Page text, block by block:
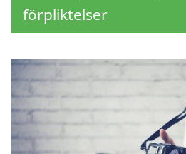
förpliktelser